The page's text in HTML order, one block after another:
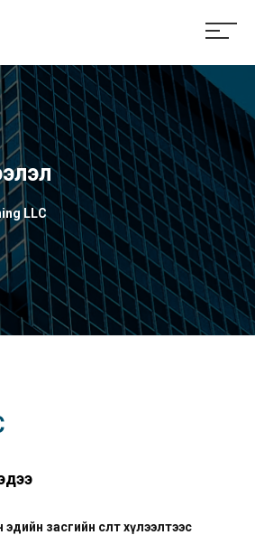
LLC
засгийн өсөлт хүлээлтээс